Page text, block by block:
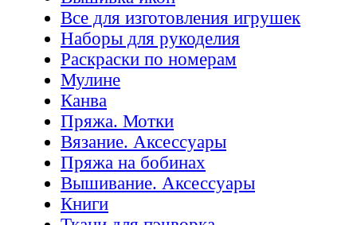
Все для изготовления игрушек
Наборы для рукоделия
Раскраски по номерам
Мулине
Канва
Пряжа. Мотки
Вязание. Аксессуары
Пряжа на бобинах
Вышивание. Аксессуары
Книги